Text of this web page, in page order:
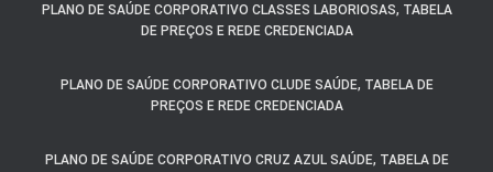
PLANO DE SAÚDE CORPORATIVO CLASSES LABORIOSAS, TABELA
DE PREÇOS E REDE CREDENCIADA
PLANO DE SAÚDE CORPORATIVO CLUDE SAÚDE, TABELA DE
PREÇOS E REDE CREDENCIADA
PLANO DE SAÚDE CORPORATIVO CRUZ AZUL SAÚDE, TABELA DE